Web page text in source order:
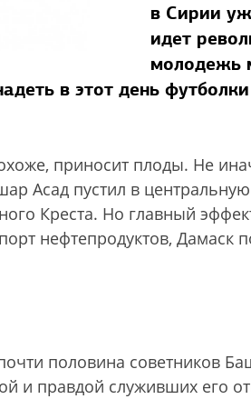
в Сирии
идет
молодежь
в этот день
приносит плоды. Не
Асад пустил в
Креста. Но главный
нефтепродуктов, Дамаск
половина советников
и правдой служивших его